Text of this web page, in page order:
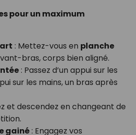
pour un maximum
: Mettez-vous en planche
bras, corps bien aligné.
: Passez d’un appui sur les
sur les mains, un bras après
et descendez en changeant de
gainé: Engagez vos